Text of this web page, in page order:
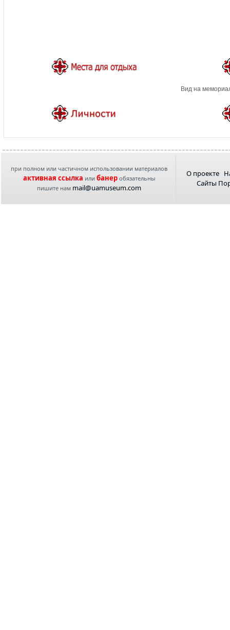
Вид на
при полном или частичном использовании материалов
активная ссылка или банеробязательны
пишите нам mail@uamuseum.com
О проекте
Сайты